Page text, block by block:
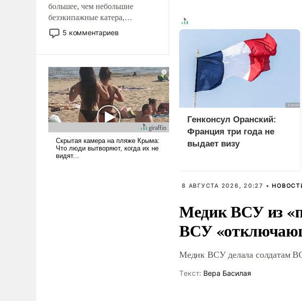
большее, чем небольшие
безэкипажные катера,
применение которых уже
стало обыденностью. Задача по
и ее реализация радикально
поднимет наши боевые
возможности.
5 комментариев
Генконсул Оранский:
Франция три года не
выдает визу
8 АВГУСТА 2026, 20:27 •
Медик ВСУ из
ВСУ
Медик ВСУ делала солдатам
Tекст: Вера Басилая